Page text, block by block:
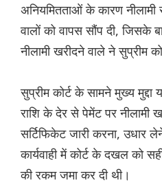
अनियमितताओं के कारण नीलामी
वालों को वापस सौंप दी, जिसके
नीलामी खरीदने वाले ने सुप्रीम
सुप्रीम कोर्ट के सामने मुख्य मुद्दा
राशि के देर से पेमेंट पर नीलामी
सर्टिफिकेट जारी करना, उधार
कार्यवाही में कोर्ट के दखल को
की रकम जमा कर दी थी।